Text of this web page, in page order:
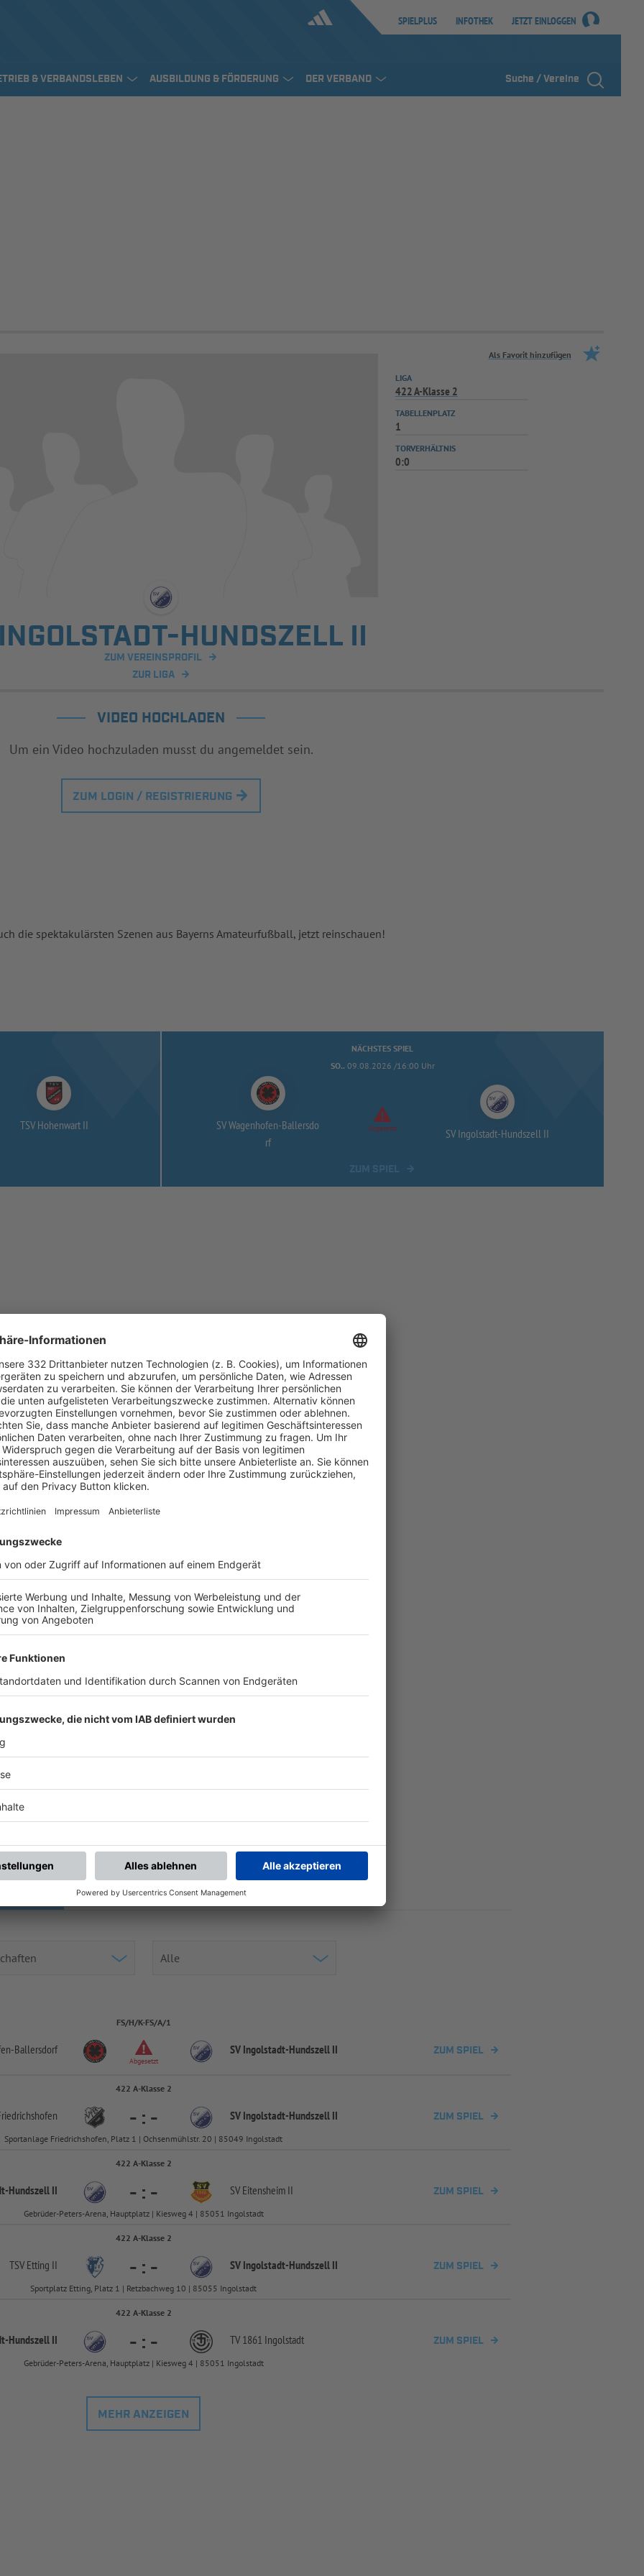
SPIELPLUS INFOTHEK JETZT EINLOGGEN
& VERBANDSLEBEN AUSBILDUNG & FÖRDERUNG DER VERBAND Suche / Vereine
Als Favorit hinzufügen
HUNDSZELL II
ZUM VEREINSPROFIL
ZUR LIGA
LIGA
422 A-Klasse 2
TABELLENPLATZ
1
TORVERHÄLTNIS
0:0
VIDEO HOCHLADEN
Um ein Video hochzuladen musst du angemeldet sein.
ZUM LOGIN / REGISTRIERUNG
die spektakulärsten Szenen aus Bayerns Amateurfußball, jetzt reinschauen!
TSV Hohenwart II
NÄCHSTES SPIEL
SO.. 09.08.2026 /16:00 Uhr
SV Wagenhofen-Ballersdo
rf
Abgesetzt SV Ingolstadt-Hundszell II
UNSERE NEUIGKEITEN FÜR DICH
Letzte Spiele Kompletter Spielplan
FS/H/K-FS/A/1
Ballersdorf
Abgesetzt
SV Ingolstadt-Hundszell II ZUM SPIEL
422 A-Klasse 2
- : - SV Ingolstadt-Hundszell II ZUM SPIEL
Sportanlage Friedrichshofen, Platz 1 | Ochsenmühlstr. 20 | 85049 Ingolstadt
422 A-Klasse 2
Hundszell II - : - SV Eitensheim II ZUM SPIEL
Gebrüder-Peters-Arena, Hauptplatz | Kiesweg 4 | 85051 Ingolstadt
422 A-Klasse 2
TSV Etting II - : - SV Ingolstadt-Hundszell II ZUM SPIEL
Sportplatz Etting, Platz 1 | Retzbachweg 10 | 85055 Ingolstadt
422 A-Klasse 2
Hundszell II - : - TV 1861 Ingolstadt ZUM SPIEL
Gebrüder-Peters-Arena, Hauptplatz | Kiesweg 4 | 85051 Ingolstadt
MEHR ANZEIGEN